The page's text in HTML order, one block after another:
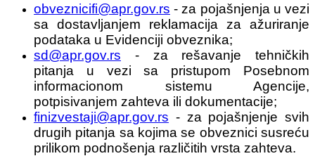
obveznicifi@apr.gov.rs - za pojašnjenja u vezi
sa dostavljanjem reklamacija za ažuriranje
podataka u Evidenciji obveznika;
sd@apr.gov.rs - za rešavanje tehničkih
pitanja u vezi sa pristupom Posebnom
informacionom sistemu Agencije,
potpisivanjem zahteva ili dokumentacije;
finizvestaji@apr.gov.rs - za pojašnjenje svih
drugih pitanja sa kojima se obveznici susreću
prilikom podnošenja različitih vrsta zahteva.